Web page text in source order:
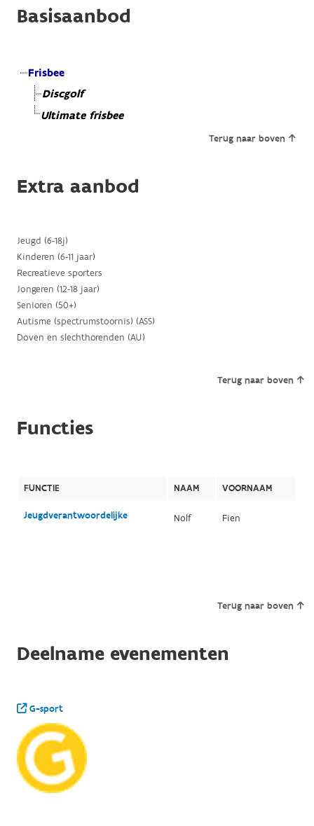
Basisaanbod
Frisbee
Discgolf
Ultimate frisbee
Terug naar boven
Extra aanbod
Jeugd (6-18j)
Kinderen (6-11 jaar)
Recreatieve sporters
Jongeren (12-18 jaar)
Senioren (50+)
Autisme (spectrumstoornis) (ASS)
Doven en slechthorenden (AU)
Terug naar boven
Functies
FUNCTIE NAAM VOORNAAM
Jeugdverantwoordelijke Nolf Fien
Terug naar boven
Deelname evenementen
G-sport